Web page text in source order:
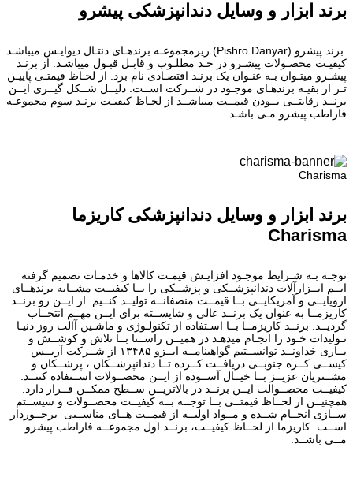
برند ابزار و وسایل دندانپزشکی پیشرو
برند پیشرو (Pishro Danyar) زیرمجموعـه برندهـای دنتـال دیوایـس میباشـد
کیفیـت محصـولات پیشـرو در حـد مطلـوب و قابـل قبـول میباشـد. از برنـد
پیشـرو میتـوان بـه عنـوان یک برنـد اقتصـادی نام برد. از لحـاظ قیمتـی پاییـن
تـر از بقیـه برندهـای موجـود در شــرکت اســت. دلیــل شــکل گیــری ایــن
برنــد رقابتــی بــودن قیمــت میباشــد از لحـاظ کیفیـت برنـد سوم مجموعـه
فاراطب پیشرو مـی باشـد.
Charisma
برند ابزار و وسایل دندانپزشکی کاریزما
Charisma
توجـه بـه شـرایط موجـود افزایـش قیمـت کالاها و خدمـات تصمیم گرفته
ایــم ابــزارآلات دندانپزشــکی و پزشــکی را بــا کیفیــت مشــابه برندهــای
اروپایــی و آمریکایــی بــا قیمــت منصفانــه تولیــد کنــیم. از ایــن رو برنــد
کاریزمــا به عنوان یک برنــد عالی و شایســته برای ایــن مهــم انتخــاب
گردیــد. برنــد کاریزمــا بــا اسـتفاده از تکنولـوژی و ماشـین آالت روز دنیـا
تـولیدات خـود را انجـام میدهـد در همیــن راســتا بــا تلاش و کوشــش و
یــاری خداونــد توانســتیم گواهینامــه ایــزو ۱۳۴۸۵ از شــرکت آریــس
کیســی کــره جنوبــی دریافــت کــرده تــا دندانپزشــکان ، پزشــکان و
مشــتریان عزیــز بــا خیــال آســوده از ایــن محصــولات اســتفاده کننــد.
کیفیــت محصــوالت ایــن برنــد در بالاتریــن ســطح ممکــن قــرار دارد.
همچنیــن از لحــاظ قیمتــی بــا توجــه بــه کیفیــت محصــولات و سیســتم
ســازی انجــام شــده و مــواد اولیــه از قیمــت هــای مناســبی برخــوردار
اســت. کاریزما از لحــاظ کیفیــت، برنــد اول مجموعــه فاراطب پیشرو
مــی باشــد.